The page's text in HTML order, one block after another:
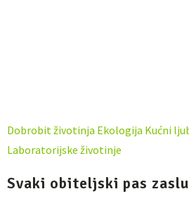
Dobrobit životinja Ekologija Kućni
Laboratorijske životinje
Svaki obiteljski pas